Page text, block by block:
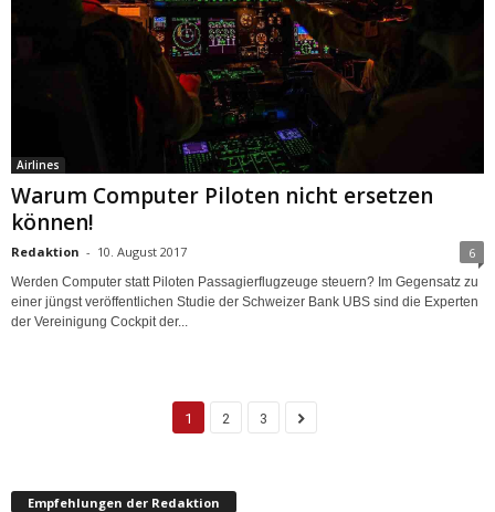
Airlines
Warum Computer Piloten nicht ersetzen
können!
Redaktion - 10. August 2017 6
Werden Computer statt Piloten Passagierflugzeuge steuern? Im Gegensatz zu
einer jüngst veröffentlichen Studie der Schweizer Bank UBS sind die Experten
der Vereinigung Cockpit der...
1 2 3
Empfehlungen der Redaktion